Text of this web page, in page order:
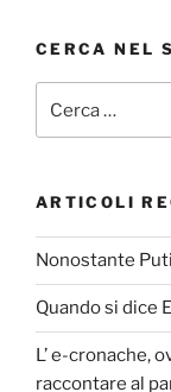
o
k
CERCA NEL
ARTICOLI
Nonostante
Quando si dice
L’ e-cronache,
raccontare al